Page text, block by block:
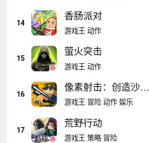
14
香肠派对
游戏王 动作
15
萤火突击
游戏王 动作
16
像素射击：创造沙盒
世界
游戏王 冒险 动作 娱乐
17
荒野行动
游戏王 策略 冒险